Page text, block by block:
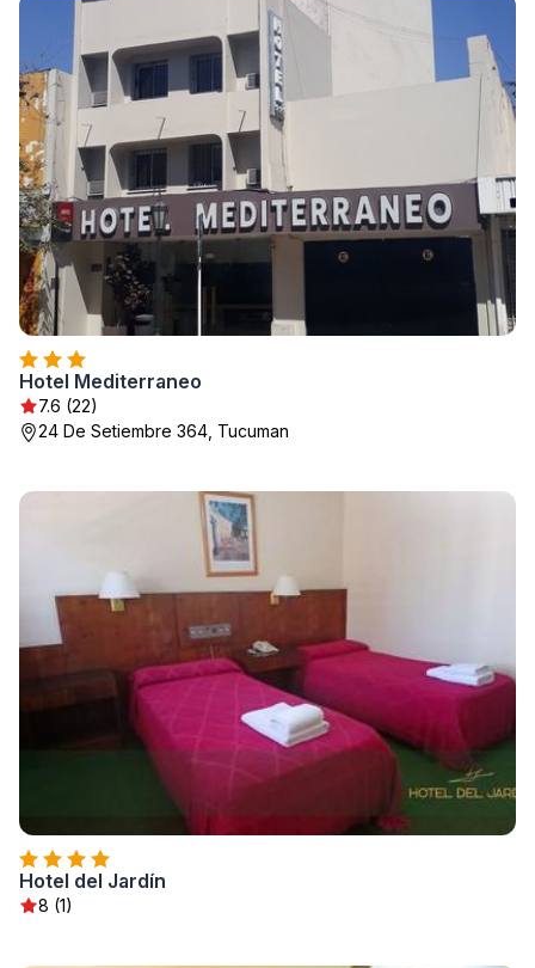
Hotel Mediterraneo
7.6 (22)
24 De Setiembre 364, Tucuman
Hotel del Jardín
8 (1)